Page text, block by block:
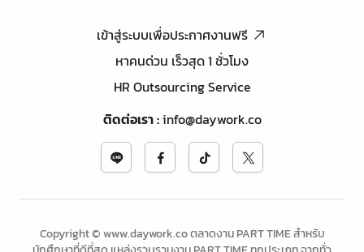
เข้าสู่ระบบเพื่อประกาศงานฟรี
หาคนด่วน เร็วสุด 1 ชั่วโมง
HR Outsourcing Service
ติดต่อเรา:info@daywork.co
Copyright © www.daywork.co ตลาดงาน PART TIME สำหรับ